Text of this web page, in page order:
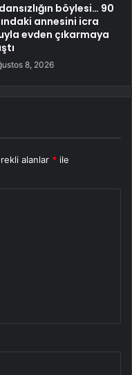
böylesi… 90
annesini icra
evden çıkarmaya
8, 2026
alanlar * ile